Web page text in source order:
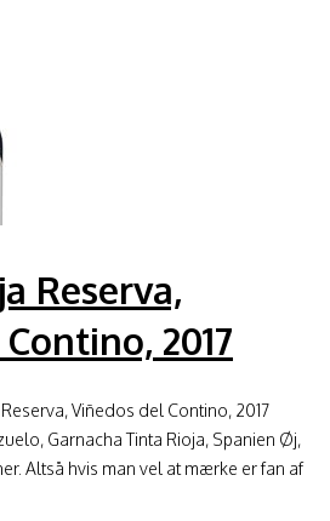
Reserva,
2017
Viñedos del Contino, 2017
Garnacha Tinta Rioja, Spanien Øj,
Altså hvis man vel at mærke er fan af